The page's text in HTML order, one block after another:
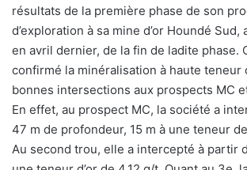
résultats de la première phase de son
d’exploration à sa mine d’or Houndé Sud,
en avril dernier, de la fin de ladite phase.
confirmé la minéralisation à haute teneur
bonnes intersections aux prospects MC
En effet, au prospect MC, la société a
47 m de profondeur, 15 m à une teneur
Au second trou, elle a intercepté à partir